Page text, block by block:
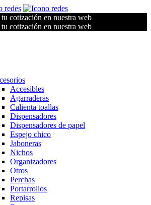
cotización en nuestra web
cotización en nuestra web
Accesibles
Agarraderas
Calienta toallas
Dispensadores
Dispensadores de papel
Espejo chico
Jaboneras
Nichos
Organizadores
Otros
Perchas
Portarrollos
Repisas